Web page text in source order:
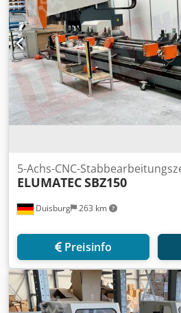
Duisburg 263 km
5-Achs-CNC-
ELUMATECSBZ150
Preisinfo